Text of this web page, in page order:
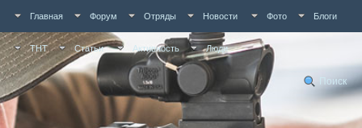
Главная Форум Отряды Новости Фото Блоги
ТНТ Статьи Активность Люди
Поиск